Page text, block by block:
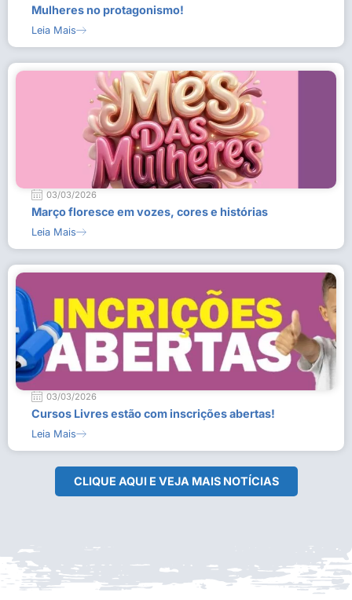
Mulheres no protagonismo!
Leia Mais
03/03/2026
Março floresce em vozes, cores e histórias
Leia Mais
03/03/2026
Cursos Livres estão com inscrições abertas!
Leia Mais
CLIQUE AQUI E VEJA MAIS NOTÍCIAS